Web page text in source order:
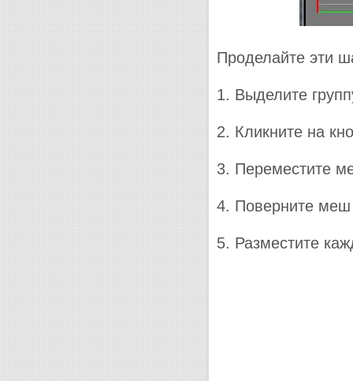
Проделайте эти
1. Выделите
2. Кликните на
3. Переместите
4. Поверните меш
5. Разместите